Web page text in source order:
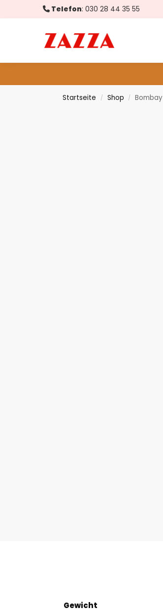
Telefon: 030 28 44 35 55
Produktsuche...
Startseite / Shop / Bombay
Gewicht